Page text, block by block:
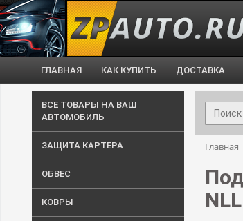
ГЛАВНАЯ КАК КУПИТЬ ДОСТАВКА
ВСЕ ТОВАРЫ НА ВАШ
АВТОМОБИЛЬ
ЗАЩИТА КАРТЕРА
ОБВЕС
КОВРЫ
Главная